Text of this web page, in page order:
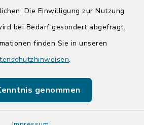
Die Einwilligung zur Nutzung
bei Bedarf gesondert abgefragt.
finden Sie in unseren
.
genommen
Impressum